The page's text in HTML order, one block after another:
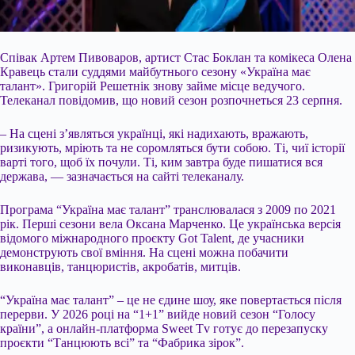
Співак Артем Пивоваров, артист Стас Боклан та комікеса Олена
Кравець стали суддями майбутнього сезону «Україна має
талант». Григорій Решетнік знову займе місце ведучого.
Телеканал повідомив, що новий сезон розпочнеться 23 серпня.
– На сцені з’являться українці, які надихають, вражають,
ризикують, мріють та не соромляться бути собою. Ті, чиї історії
варті того, щоб їх почули. Ті, ким завтра буде пишатися вся
держава, — зазначається на сайті телеканалу.
Програма “Україна має талант” транслювалася з 2009 по 2021
рік. Перші сезони вела Оксана Марченко. Це українська версія
відомого міжнародного проєкту Got Talent, де учасники
демонструють свої вміння. На сцені можна побачити
виконавців, танцюристів, акробатів, митців.
“Україна має талант” – це не єдине шоу, яке повертається після
перерви. У 2026 році на “1+1” вийде новий сезон “Голосу
країни”, а онлайн-платформа Sweet Tv готує до перезапуску
проєкти “Танцюють всі” та “Фабрика зірок”.